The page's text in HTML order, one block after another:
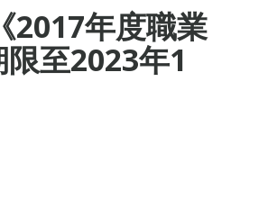
2017年度職業
至2023年1